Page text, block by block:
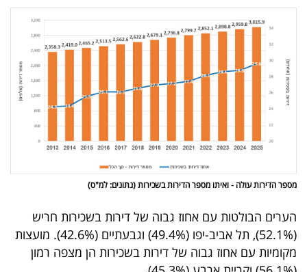
דרושים
ניוזלטרים
מייל
אדום
פרסמו
באייס
עקבו
אחרינו:
עולה - ואיתו מספר הדירות בשכירות (נתונים: למ"ס)
הבולטות עם אחוז גבוה של דירות בשכירות חריש
(52.1%), תל אביב-יפו (49.4%) וגבעתיים (42.6%). מועצות
עם אחוז גבוה של דירות בשכירות הן מצפה רמון